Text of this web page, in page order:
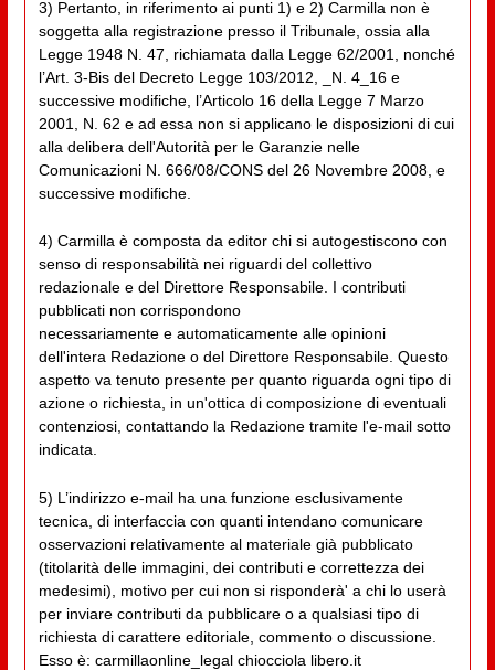
3) Pertanto, in riferimento ai punti 1) e 2) Carmilla non è
soggetta alla registrazione presso il Tribunale, ossia alla
Legge 1948 N. 47, richiamata dalla Legge 62/2001, nonché
l’Art. 3-Bis del Decreto Legge 103/2012, _N. 4_16 e
successive modifiche, l’Articolo 16 della Legge 7 Marzo
2001, N. 62 e ad essa non si applicano le disposizioni di cui
alla delibera dell'Autorità per le Garanzie nelle
Comunicazioni N. 666/08/CONS del 26 Novembre 2008, e
successive modifiche.
4) Carmilla è composta da editor chi si autogestiscono con
senso di responsabilità nei riguardi del collettivo
redazionale e del Direttore Responsabile. I contributi
pubblicati non corrispondono
necessariamente e automaticamente alle opinioni
dell'intera Redazione o del Direttore Responsabile. Questo
aspetto va tenuto presente per quanto riguarda ogni tipo di
azione o richiesta, in un'ottica di composizione di eventuali
contenziosi, contattando la Redazione tramite l'e-mail sotto
indicata.
5) L’indirizzo e-mail ha una funzione esclusivamente
tecnica, di interfaccia con quanti intendano comunicare
osservazioni relativamente al materiale già pubblicato
(titolarità delle immagini, dei contributi e correttezza dei
medesimi), motivo per cui non si risponderà' a chi lo userà
per inviare contributi da pubblicare o a qualsiasi tipo di
richiesta di carattere editoriale, commento o discussione.
Esso è: carmillaonline_legal chiocciola libero.it